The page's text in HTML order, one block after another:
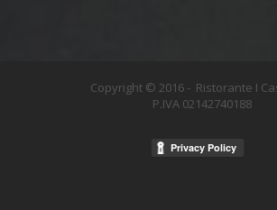
Copyright © 2016 - Ristorante I
P.IVA 02142740188